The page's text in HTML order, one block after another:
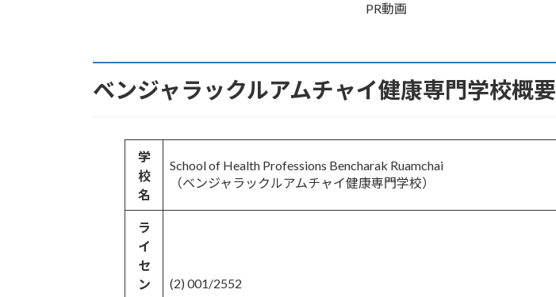
PR動画
ベンジャラックルアムチャイ健康専門学校概要
学
校
名
School of Health Professions Bencharak Ruamchai
（ベンジャラックルアムチャイ健康専門学校）
ラ
イ
セ
ン
(2) 001/2552